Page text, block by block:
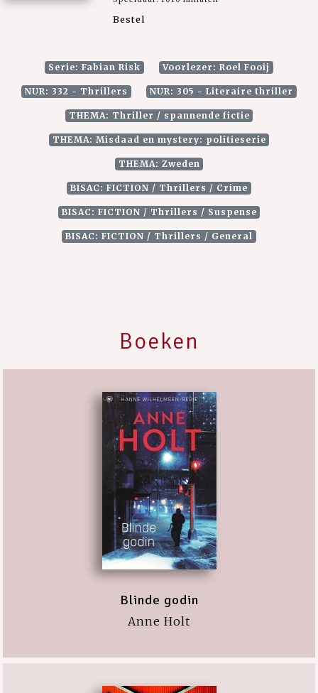
Bestel
Serie: Fabian Risk Voorlezer: Roel Fooij
NUR: 332 - Thrillers NUR: 305 - Literaire thriller
THEMA: Thriller / spannende fictie
THEMA: Misdaad en mystery: politieserie
THEMA: Zweden
BISAC: FICTION / Thrillers / Crime
BISAC: FICTION / Thrillers / Suspense
BISAC: FICTION / Thrillers / General
Boeken
Blinde godin
Anne Holt